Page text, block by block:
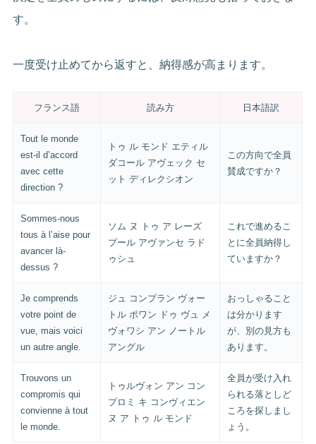
す。
一度受け止めてから返すと、納得感が高まります。
フランス語 読み方 日本語訳
Tout le monde
est-il d’accord
avec cette
direction ?
トゥ ル モンド エティル
ダコール アヴェック セ
ット ディレクシオン
この方向で全員
賛成ですか？
Sommes-nous
tous à l’aise pour
avancer là-
dessus ?
ソム ヌ トゥ ア レーズ
プール アヴァンセ ラド
ゥシュ
これで進めるこ
とに全員納得し
ていますか？
Je comprends
votre point de
vue, mais voici
un autre angle.
ジュ コンプラン ヴォー
トル ポワン ドゥ ヴュ メ
ヴォワシ アン ノートル
アングル
おっしゃること
は分かります
が、別の見方も
あります。
Trouvons un
compromis qui
convienne à tout
le monde.
トゥルヴォン アン コン
プロミ キ コンヴィエン
ヌ ア トゥ ル モンド
全員が受け入れ
られる落としど
ころを探しまし
ょう。